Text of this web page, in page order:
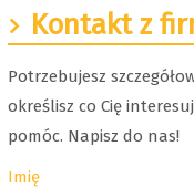
Kontakt z
Potrzebujesz
określisz co Cię
pomóc. Napisz do nas!
Imię